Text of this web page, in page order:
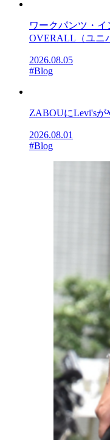
ワークパンツ・
OVERALL（ユニ
2026.08.05
#Blog
ZABOUにLevi'sが
2026.08.01
#Blog